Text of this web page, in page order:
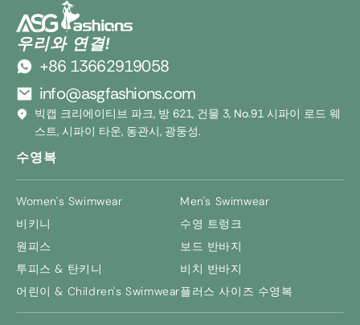
우리와 연결!
+86 13662919058
info@asgfashions.com
빅캡 크리에이티브 파크, 방 621, 건물 3, No.91 시파이 로드 웨
스트, 시파이 타운, 동관시, 광둥성.
수영복
Women's Swimwear
비키니
원피스
투피스 & 탄키니
어린이 & Children's Swimwear
Men's Swimwear
수영 트렁크
보드 반바지
비치 반바지
플러스 사이즈 수영복